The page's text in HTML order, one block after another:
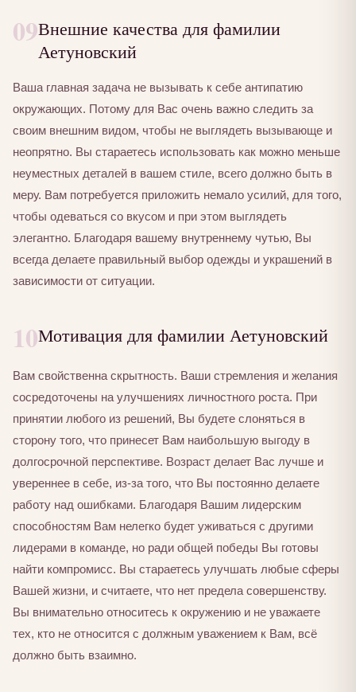
09Внешние качества для фамилии
Аетуновский
Ваша главная задача не вызывать к себе антипатию
окружающих. Потому для Вас очень важно следить за
своим внешним видом, чтобы не выглядеть вызывающе и
неопрятно. Вы стараетесь использовать как можно меньше
неуместных деталей в вашем стиле, всего должно быть в
меру. Вам потребуется приложить немало усилий, для того,
чтобы одеваться со вкусом и при этом выглядеть
элегантно. Благодаря вашему внутреннему чутью, Вы
всегда делаете правильный выбор одежды и украшений в
зависимости от ситуации.
10Мотивация для фамилии Аетуновский
Вам свойственна скрытность. Ваши стремления и желания
сосредоточены на улучшениях личностного роста. При
принятии любого из решений, Вы будете слоняться в
сторону того, что принесет Вам наибольшую выгоду в
долгосрочной перспективе. Возраст делает Вас лучше и
увереннее в себе, из-за того, что Вы постоянно делаете
работу над ошибками. Благодаря Вашим лидерским
способностям Вам нелегко будет уживаться с другими
лидерами в команде, но ради общей победы Вы готовы
найти компромисс. Вы стараетесь улучшать любые сферы
Вашей жизни, и считаете, что нет предела совершенству.
Вы внимательно относитесь к окружению и не уважаете
тех, кто не относится с должным уважением к Вам, всё
должно быть взаимно.